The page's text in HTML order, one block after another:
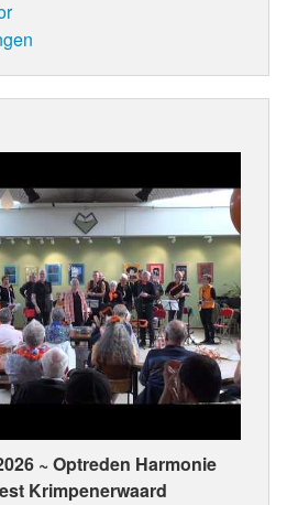
~ Optreden Harmonie
Krimpenerwaard